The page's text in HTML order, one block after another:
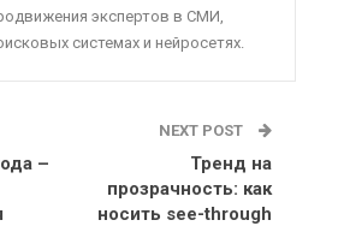
экспертов в СМИ,
системах и нейросетях.
–
NEXT POST
Тренд на
прозрачность: как
носить see-through